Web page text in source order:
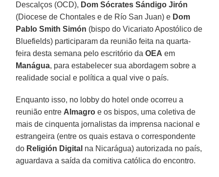
Descalços (OCD), Dom Sócrates Sándigo Jirón
(Diocese de Chontales e de Río San Juan) e Dom
Pablo Smith Simón (bispo do Vicariato Apostólico de
Bluefields) participaram da reunião feita na quarta-
feira desta semana pelo escritório daOEA em
Manágua, para estabelecer sua abordagem sobre a
realidade social e política a qual vive o país.
Enquanto isso, no lobby do hotel onde ocorreu a
reunião entre Almagro e os bispos, uma coletiva de
mais de cinquenta jornalistas da imprensa nacional e
estrangeira (entre os quais estava o correspondente
do Religión Digital na Nicarágua) autorizada no país,
aguardava a saída da comitiva católica do encontro.